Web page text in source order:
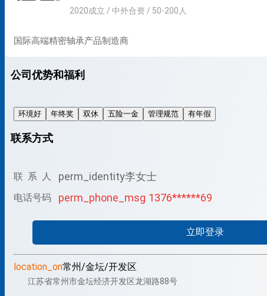
2020成立 / 中外合资 / 50-200人
国际高端精密轴承产品制造商
公司优势和福利
环境好 年终奖 双休 五险一金 管理规范 有年假
联系方式
联 系 人 perm_identity李女士
电话号码 perm_phone_msg 1376******69
立即登录
location_on常州/金坛/开发区
江苏省常州市金坛经济开发区龙湖路88号